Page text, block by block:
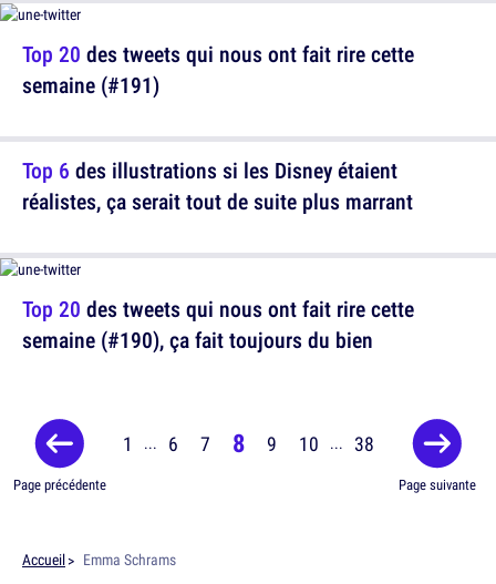
Top 6 des illustrations si les Disney étaient
réalistes, ça serait tout de suite plus marrant
Top 20 des tweets qui nous ont fait rire cette
semaine (#191)
Top 20 des tweets qui nous ont fait rire cette
semaine (#190), ça fait toujours du bien
Page précédente
1 ... 6 7 8 9 10 ... 38
Page suivante
Accueil Emma Schrams